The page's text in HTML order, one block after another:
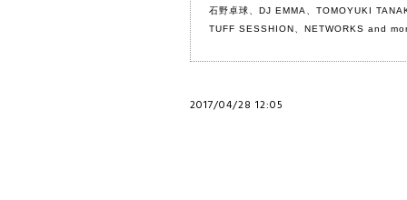
石野卓球、DJ EMMA、TOMOYUKI
TUFF SESSHION、NETWORKS and
2017/04/28 12:05